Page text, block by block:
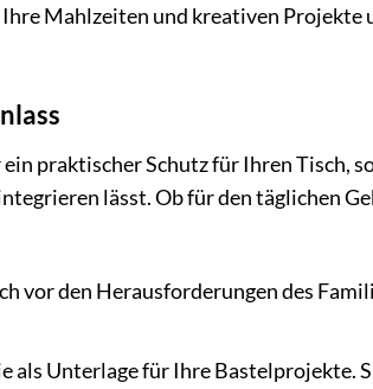
Mahlzeiten und kreativen
praktischer Schutz für Ihren Tisch,
lässt. Ob für den täglichen
vor den Herausforderungen des
als Unterlage für Ihre Bastelprojekte.